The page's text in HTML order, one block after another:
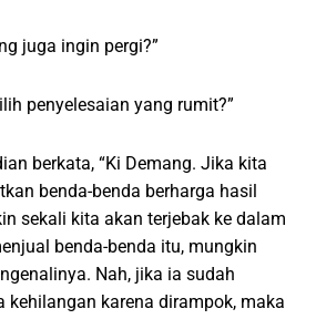
juga ingin pergi?”
penyelesaian yang rumit?”
berkata, “Ki Demang. Jika kita
benda-benda berharga hasil
sekali kita akan terjebak ke dalam
benda-benda itu, mungkin
Nah, jika ia sudah
kehilangan karena dirampok, maka